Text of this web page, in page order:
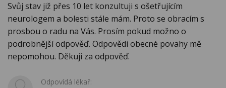
Svůj stav již přes 10 let konzultuji s ošetřujícím
neurologem a bolesti stále mám. Proto se obracím s
prosbou o radu na Vás. Prosím pokud možno o
podrobnější odpověď. Odpovědi obecné povahy mě
nepomohou. Děkuji za odpověď.
Odpovídá lékař: